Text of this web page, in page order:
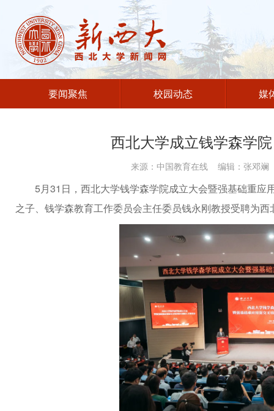
要闻聚焦 校园动态 媒
西北大学成立钱学森学
来源：中国教育在线 编辑：张邓
5月31日，西北大学钱学森学院成立大会暨强基础重
之子、钱学森教育工作委员会主任委员钱永刚教授受聘为